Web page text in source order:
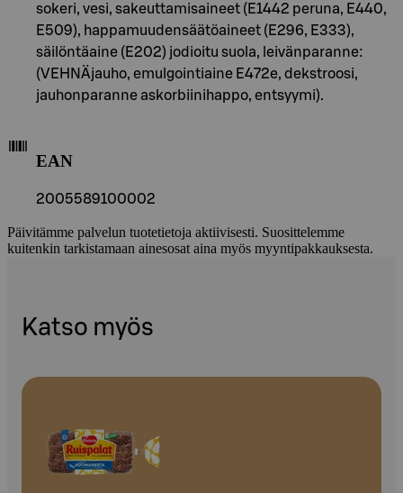
sokeri, vesi, sakeuttamisaineet (E1442 peruna, E440,
E509), happamuudensäätöaineet (E296, E333),
säilöntäaine (E202) jodioitu suola, leivänparanne:
(VEHNÄjauho, emulgointiaine E472e, dekstroosi,
jauhonparanne askorbiinihappo, entsyymi).
EAN
2005589100002
Päivitämme palvelun tuotetietoja aktiivisesti. Suosittelemme
kuitenkin tarkistamaan ainesosat aina myös myyntipakkauksesta.
Katso myös